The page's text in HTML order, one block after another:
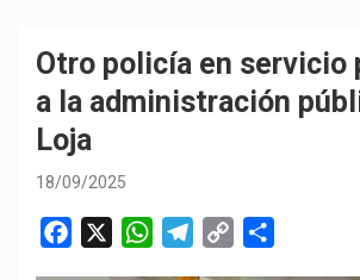
Otro policía en servicio
a la administración
Loja
18/09/2025
W